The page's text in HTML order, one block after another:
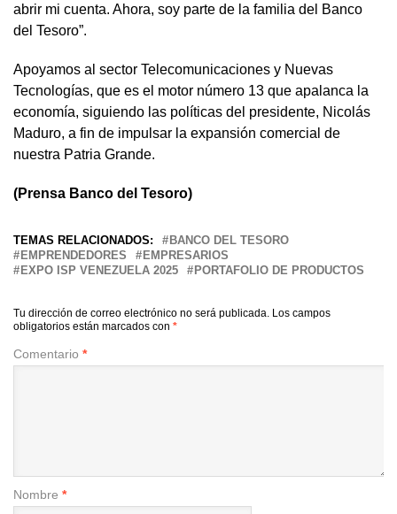
abrir mi cuenta. Ahora, soy parte de la familia del Banco
del Tesoro”.
Apoyamos al sector Telecomunicaciones y Nuevas
Tecnologías, que es el motor número 13 que apalanca la
economía, siguiendo las políticas del presidente, Nicolás
Maduro, a fin de impulsar la expansión comercial de
nuestra Patria Grande.
(Prensa Banco del Tesoro)
TEMAS RELACIONADOS:
BANCO DEL TESORO
EMPRENDEDORES
EMPRESARIOS
EXPO ISP VENEZUELA 2025
PORTAFOLIO DE PRODUCTOS
Tu dirección de correo electrónico no será publicada. Los campos
obligatorios están marcados con *
Comentario *
Nombre *